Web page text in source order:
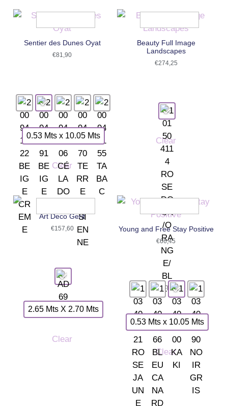
Sentier des Dunes Oyat
€81,90
0.53 Mts x 10.05 Mts
Clear
Beauty Full Image
Landscapes
€274,25
Clear
Art Deco Gerit
€157,60
2.65 Mts X 2.70 Mts
Clear
Young and Free Stay Positive
€66,45
0.53 Mts x 10.05 Mts
Clear